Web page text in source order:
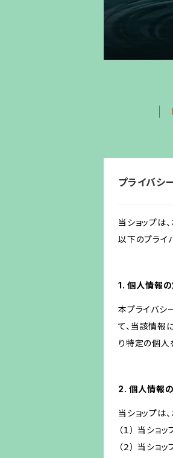
プライバシ
当ショップは
以下のプライ
1. 個人情報
本プライバシ
て、当該情報
り特定の個人
2. 個人情報
当ショップは
（１） 当ショ
（２） 当シ